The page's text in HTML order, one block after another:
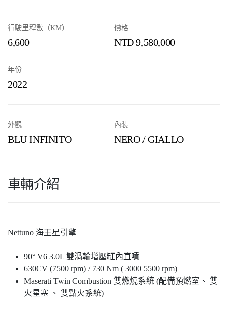
行駛里程數（KM）
6,600
價格
NTD 9,580,000
年份
2022
外觀
BLU INFINITO
內裝
NERO / GIALLO
車輛介紹
Nettuno 海王星引擎
90° V6 3.0L 雙渦輪增壓缸內直噴
630CV (7500 rpm) / 730 Nm ( 3000 5500 rpm)
Maserati Twin Combustion 雙燃燒系統 (配備預燃室、 雙
火星塞 、 雙點火系統)